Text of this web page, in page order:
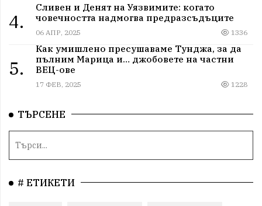
4.
Сливен и Денят на Уязвимите: когато
човечността надмогва предразсъдъците
06 АПР, 2025 1336
5.
Как умишлено пресушаваме Тунджа, за да
пълним Марица и… джобовете на частни
ВЕЦ-ове
17 ФЕВ, 2025 1228
ТЪРСЕНЕ
# ЕТИКЕТИ